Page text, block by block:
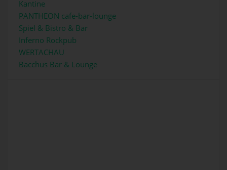
Kantine
PANTHEON cafe-bar-lounge
Spiel & Bistro & Bar
Inferno Rockpub
WERTACHAU
Bacchus Bar & Lounge